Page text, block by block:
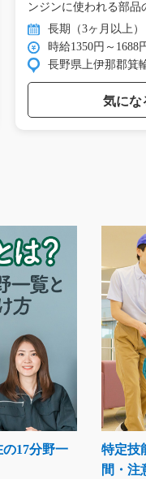
ンジンに使われる部品
い… 長期（3ヶ月以上）
時給1350円～1688
長野県上伊那郡箕
気にな
17分野一
特定技
間・注